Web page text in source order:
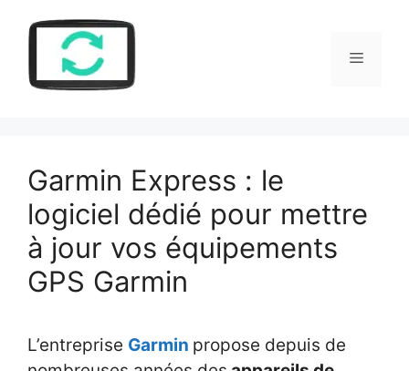
contenu
Menu
Garmin Express : le
logiciel dédié pour mettre
à jour vos équipements
GPS Garmin
L’entreprise Garmin propose depuis de